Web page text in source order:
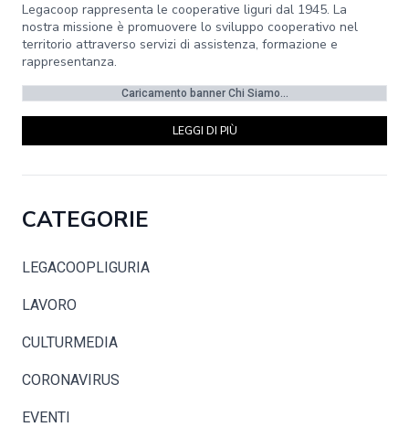
Legacoop rappresenta le cooperative liguri dal 1945. La
nostra missione è promuovere lo sviluppo cooperativo nel
territorio attraverso servizi di assistenza, formazione e
rappresentanza.
Caricamento banner Chi Siamo...
LEGGI DI PIÙ
CATEGORIE
LEGACOOPLIGURIA
LAVORO
CULTURMEDIA
CORONAVIRUS
EVENTI